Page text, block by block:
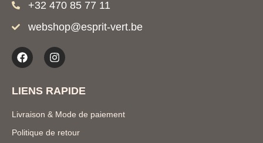
+32 470 85 77 11
webshop@esprit-vert.be
LIENS RAPIDE
Livraison & Mode de paiement
Politique de retour